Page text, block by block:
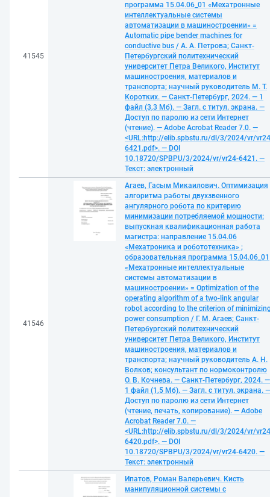
41545
программа 15.04.06_01 «Мехатронные
интеллектуальные системы
автоматизации в машиностроении» =
Automatic pipe bender machines for
conductive bus / А. А. Петрова; Санкт-
Петербургский политехнический
университет Петра Великого, Институт
машиностроения, материалов и
транспорта; научный руководитель М. Т.
Коротких. — Санкт-Петербург, 2024. — 1
файл (3,3 Мб). — Загл. с титул. экрана. —
Доступ по паролю из сети Интернет
(чтение). — Adobe Acrobat Reader 7.0. —
<URL:http://elib.spbstu.ru/dl/3/2024/vr/
6421.pdf>. — DOI
10.18720/SPBPU/3/2024/vr/vr24-6421. —
Текст: электронный
41546
Агаев, Гасым Микаилович. Оптимизация
алгоритма работы двухзвенного
ангулярного робота по критерию
минимизации потребляемой мощности:
выпускная квалификационная работа
магистра: направление 15.04.06
«Мехатроника и робототехника» ;
образовательная программа 15.04.06_01
«Мехатронные интеллектуальные
системы автоматизации в
машиностроении» = Optimization of the
operating algorithm of a two-link angular
robot according to the criterion of
power consumption / Г. М. Агаев; Санкт-
Петербургский политехнический
университет Петра Великого, Институт
машиностроения, материалов и
транспорта; научный руководитель А. Н.
Волков; консультант по нормоконтролю
О. В. Кочнева. — Санкт-Петербург, 2024. —
1 файл (1,5 Мб). — Загл. с титул. экрана. —
Доступ по паролю из сети Интернет
(чтение, печать, копирование). — Adobe
Acrobat Reader 7.0. —
<URL:http://elib.spbstu.ru/dl/3/2024/vr/
6420.pdf>. — DOI
10.18720/SPBPU/3/2024/vr/vr24-6420. —
Текст: электронный
Ипатов, Роман Валерьевич. Кисть
манипуляционной системы с